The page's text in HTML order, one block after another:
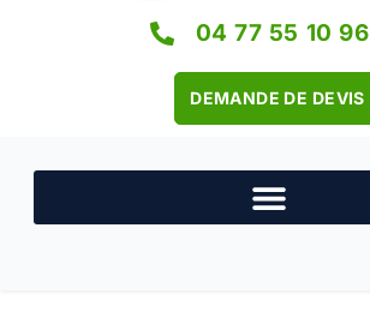
04 77 55 10 96
DEMANDE DE DEVIS